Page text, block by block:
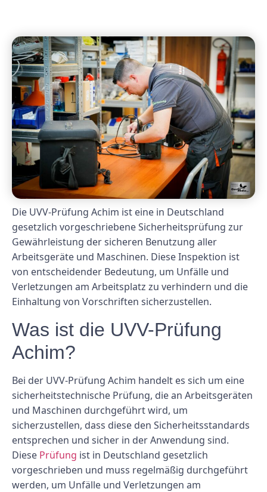
Die UVV-Prüfung Achim ist eine in Deutschland
gesetzlich vorgeschriebene Sicherheitsprüfung zur
Gewährleistung der sicheren Benutzung aller
Arbeitsgeräte und Maschinen. Diese Inspektion ist
von entscheidender Bedeutung, um Unfälle und
Verletzungen am Arbeitsplatz zu verhindern und die
Einhaltung von Vorschriften sicherzustellen.
Was ist die UVV-Prüfung
Achim?
Bei der UVV-Prüfung Achim handelt es sich um eine
sicherheitstechnische Prüfung, die an Arbeitsgeräten
und Maschinen durchgeführt wird, um
sicherzustellen, dass diese den Sicherheitsstandards
entsprechen und sicher in der Anwendung sind.
Diese Prüfung ist in Deutschland gesetzlich
vorgeschrieben und muss regelmäßig durchgeführt
werden, um Unfälle und Verletzungen am